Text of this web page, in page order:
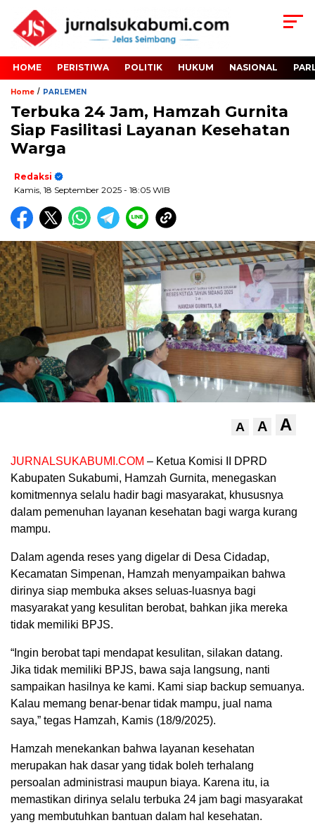
HOME PERISTIWA POLITIK HUKUM NASIONAL
Home / PARLEMEN
Terbuka 24 Jam, Hamzah Gurnita
Siap Fasilitasi Layanan Kesehatan
Warga
Redaksi
Kamis, 18 September 2025 - 18:05 WIB
A A A
JURNALSUKABUMI.COM – Ketua Komisi II DPRD
Kabupaten Sukabumi, Hamzah Gurnita, menegaskan
komitmennya selalu hadir bagi masyarakat, khususnya
dalam pemenuhan layanan kesehatan bagi warga kurang
mampu.
Dalam agenda reses yang digelar di Desa Cidadap,
Kecamatan Simpenan, Hamzah menyampaikan bahwa
dirinya siap membuka akses seluas-luasnya bagi
masyarakat yang kesulitan berobat, bahkan jika mereka
tidak memiliki BPJS.
“Ingin berobat tapi mendapat kesulitan, silakan datang.
Jika tidak memiliki BPJS, bawa saja langsung, nanti
sampaikan hasilnya ke kami. Kami siap backup semuanya.
Kalau memang benar-benar tidak mampu, jual nama
saya,” tegas Hamzah, Kamis (18/9/2025).
Hamzah menekankan bahwa layanan kesehatan
merupakan hak dasar yang tidak boleh terhalang
persoalan administrasi maupun biaya. Karena itu, ia
memastikan dirinya selalu terbuka 24 jam bagi masyarakat
yang membutuhkan bantuan dalam hal kesehatan.